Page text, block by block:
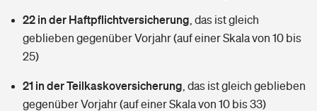
Wer versichert was: Jetzt Versicherer finden
Sie haben Fragen?
Mietkautionsversicherung
Restkreditversicherung
Zur Übersicht
Reiseversicherung
Zur Übersicht
22 in der Haftpflichtversicherung das ist gleich
geblieben gegenüber Vorjahr (auf einer Skala von 10 bis
25)
21 in der Teilkaskoversicherung das ist gleich geblieben
gegenüber Vorjahr (auf einer Skala von 10 bis 33)